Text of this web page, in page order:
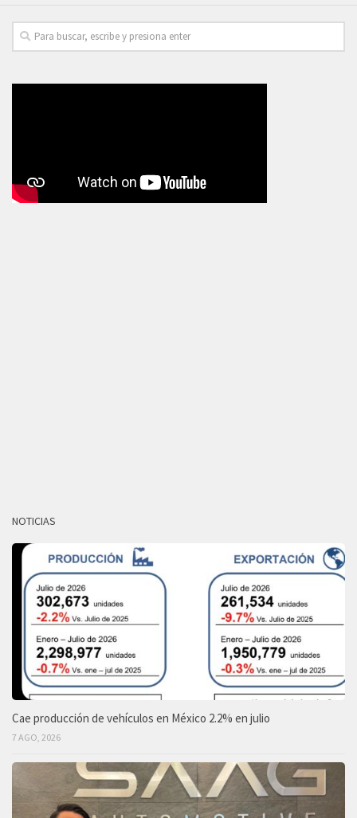
NOTICIAS
Cae producción de vehículos en México 2.2% en julio
7 AGO, 2026